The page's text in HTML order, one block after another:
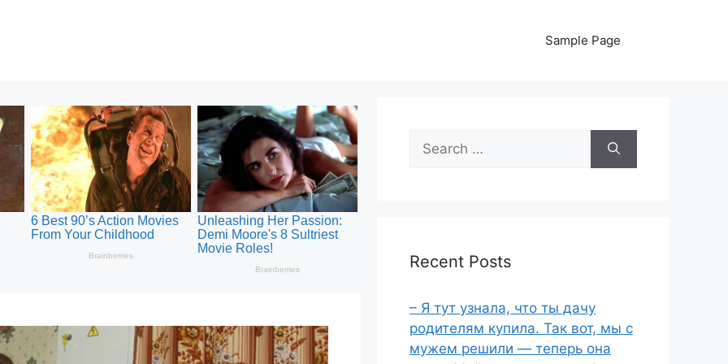
Sample Page
Search
for:
Recent Posts
– Я тут узнала, что ты дачу
родителям купила. Так вот, мы с
мужем решили — теперь она